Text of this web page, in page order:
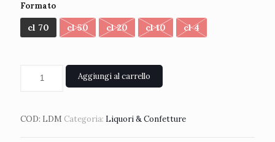
Formato
cl 70 cl 50 cl 20 cl 10 cl 4
Aggiungi al carrello
COD: LDM Categoria: Liquori & Confetture